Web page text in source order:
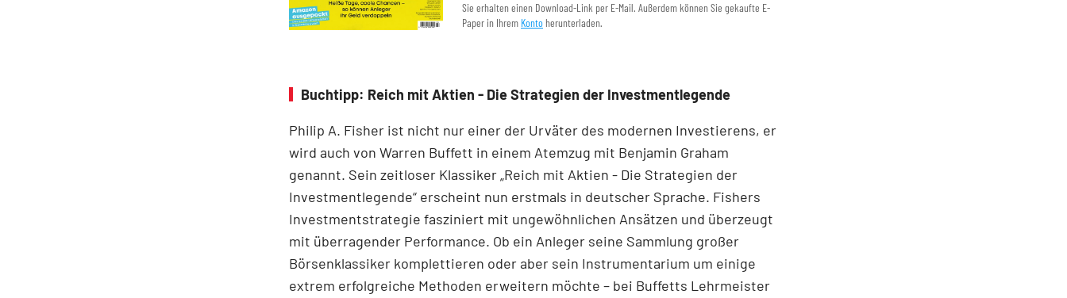
Sie erhalten einen Download-Link per E-Mail. Außerdem können Sie gekaufte E-
Paper in Ihrem Konto herunterladen.
Buchtipp: Reich mit Aktien - Die Strategien der Investmentlegende
Philip A. Fisher ist nicht nur einer der Urväter des modernen Investierens, er
wird auch von Warren Buffett in einem Atemzug mit Benjamin Graham
genannt. Sein zeitloser Klassiker „Reich mit Aktien - Die Strategien der
Investmentlegende“ erscheint nun erstmals in deutscher Sprache. Fishers
Investmentstrategie fasziniert mit ungewöhnlichen Ansätzen und überzeugt
mit überragender Performance. Ob ein Anleger seine Sammlung großer
Börsenklassiker komplettieren oder aber sein Instrumentarium um einige
extrem erfolgreiche Methoden erweitern möchte – bei Buffetts Lehrmeister